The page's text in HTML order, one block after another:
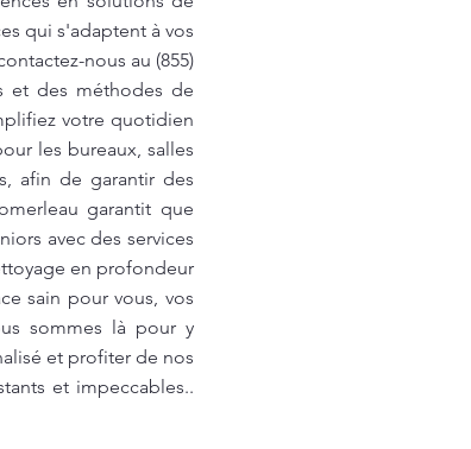
qui s'adaptent à vos
nous au (855)
et des méthodes de
votre quotidien
les bureaux, salles
afin de garantir des
garantit que
avec des services
en profondeur
sain pour vous, vos
sommes là pour y
et profiter de nos
et impeccables..